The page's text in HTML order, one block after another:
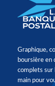
Graphique,
boursière en
complets sur
main pour